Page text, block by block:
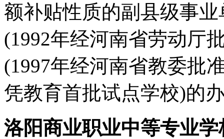
额补贴性质的副县级事
(1992年经河南省劳动厅
(1997年经河南省教委批
凭教育首批试点学校)的
洛阳商业职业中等专业